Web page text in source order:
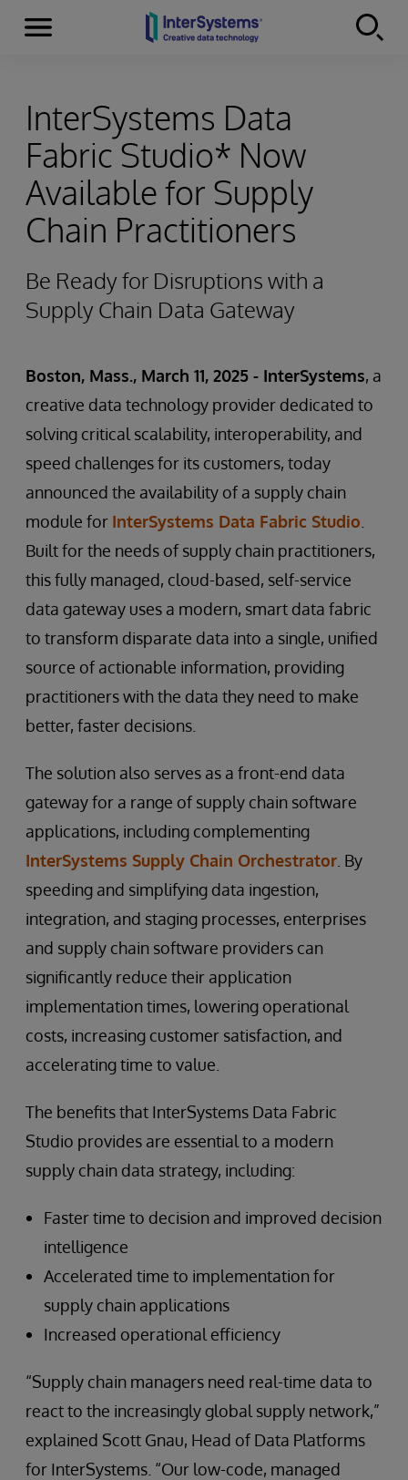
Skip to content
Menu
InterSystems Data
Fabric Studio* Now
Available for Supply
Chain Practitioners
Be Ready for Disruptions with a
Supply Chain Data Gateway
Boston, Mass., March 11, 2025 - InterSystems, a
creative data technology provider dedicated to
solving critical scalability, interoperability, and
speed challenges for its customers, today
announced the availability of a supply chain
module for InterSystems Data Fabric Studio
Built for the needs of supply chain practitioners,
this fully managed, cloud-based, self-service
data gateway uses a modern, smart data fabric
to transform disparate data into a single, unified
source of actionable information, providing
practitioners with the data they need to make
better, faster decisions.
The solution also serves as a front-end data
gateway for a range of supply chain software
applications, including complementing
InterSystems Supply Chain Orchestrator . By
speeding and simplifying data ingestion,
integration, and staging processes, enterprises
and supply chain software providers can
significantly reduce their application
implementation times, lowering operational
costs, increasing customer satisfaction, and
accelerating time to value.
The benefits that InterSystems Data Fabric
Studio provides are essential to a modern
supply chain data strategy, including:
Faster time to decision and improved decision
intelligence
Accelerated time to implementation for
supply chain applications
Increased operational efficiency
“Supply chain managers need real-time data to
react to the increasingly global supply network,”
explained Scott Gnau, Head of Data Platforms
for InterSystems. “Our low-code, managed